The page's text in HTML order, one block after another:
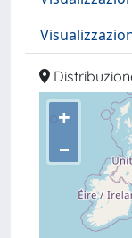
+
–